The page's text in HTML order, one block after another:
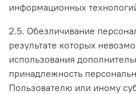
информационных
2.5. Обезличивание
результате которых
использования
принадлежность
Пользователю или иному